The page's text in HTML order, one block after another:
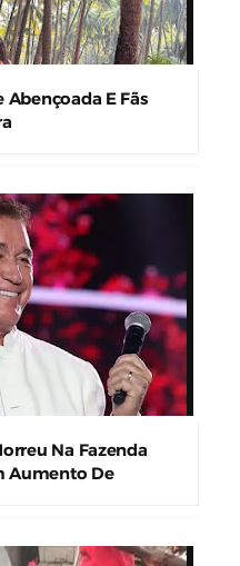
Abençoada E Fãs
Na Fazenda
Aumento De